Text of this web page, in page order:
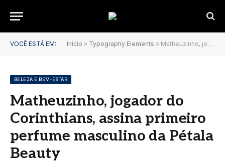
VOCÊ ESTÁ EM: Início » Typography Elements » Matheuzinho, jogador do Corinthians, assina primeiro perfume masculino da Pétala Beauty
BELEZA E BEM-ESTAR
Matheuzinho, jogador do
Corinthians, assina primeiro
perfume masculino da Pétala
Beauty